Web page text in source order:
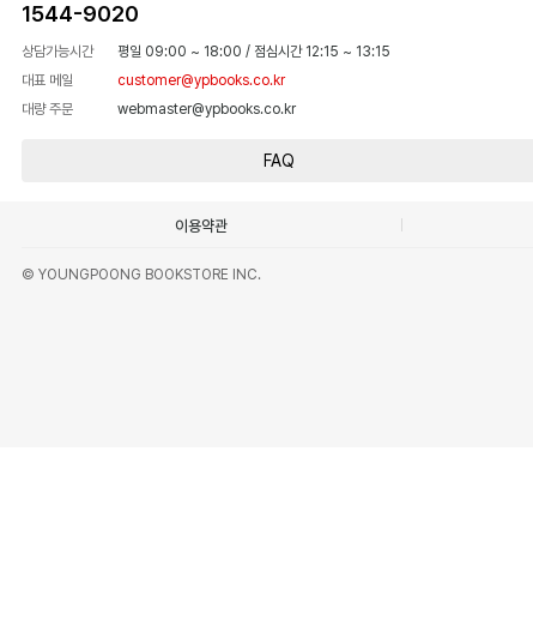
1544-9020
상담가능시간 평일 09:00 ~ 18:00 / 점심시간 12:15 ~ 13:15
대표 메일
customer@ypbooks.co.kr
대량 주문
webmaster@ypbooks.co.kr
FAQ
이용약관
© YOUNGPOONG BOOKSTORE INC.